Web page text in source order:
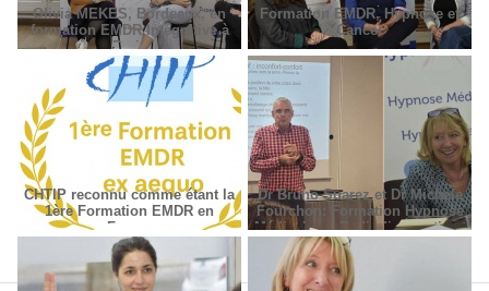
Olivia MEKES, Bordeaux, en
formation EMDR Intégrative à
Paris
Formation EMDR, Hypnose et
Cancer
CHTIP reconnu comme étant la
1ère Formation EMDR en
France
Dr Bruno Suarez et Dr Michèle
Fourchon: Formation Hypnose
Médicale en Radiodiagnostic et
Radiothérapie.